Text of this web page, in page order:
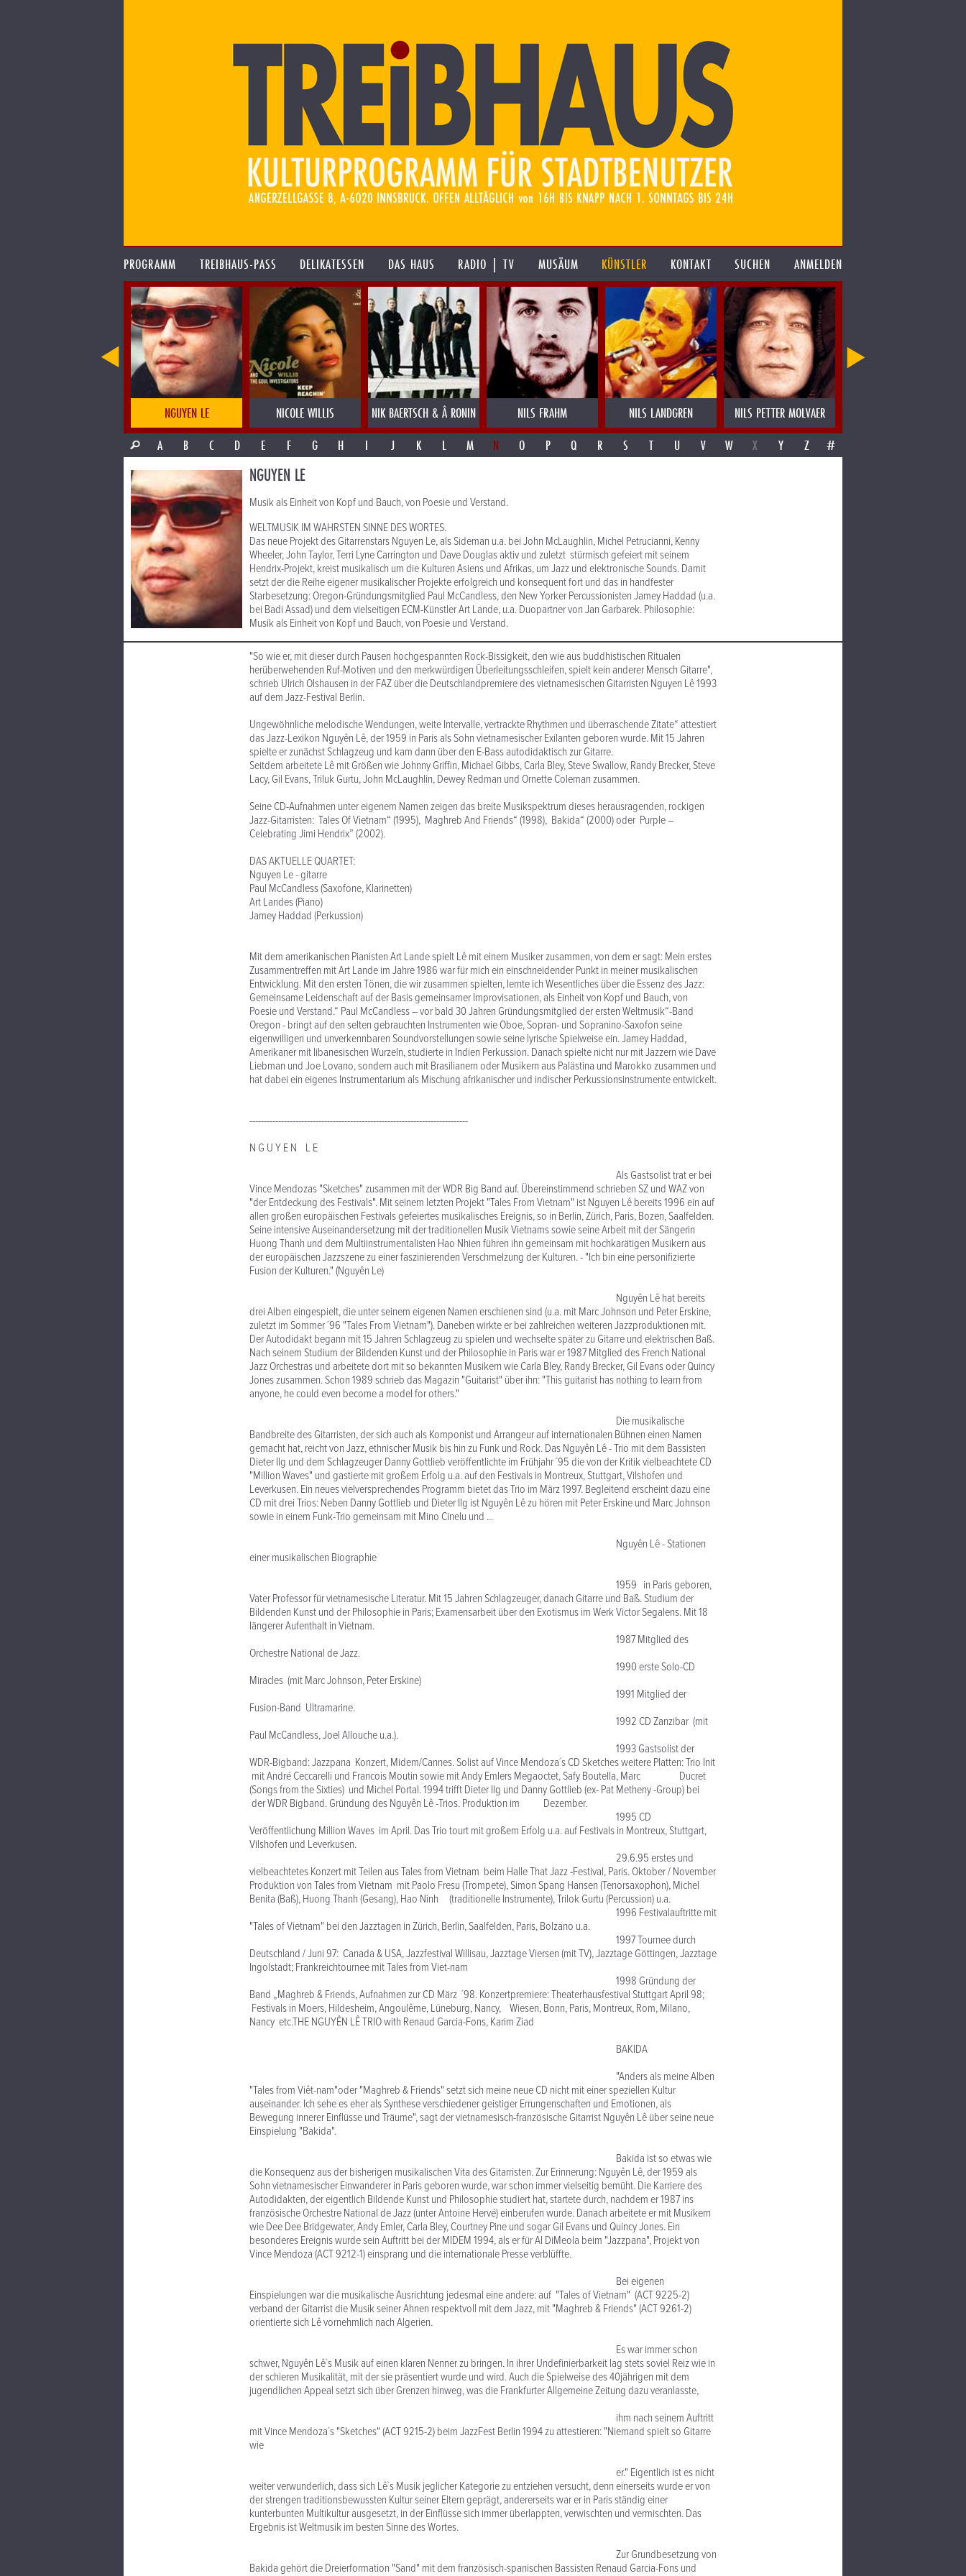
PROGRAMM TREIBHAUS-PASS DELIKATESSEN DAS HAUS RADIO | TV MUSÄUM KÜNSTLER KONTAKT SUCHEN ANMELDEN
NGUYEN LE NICOLE WILLIS NIK BAERTSCH & Â RONIN NILS FRAHM NILS LANDGREN NILS PETTER MOLVAER
A
B C D E F G H I J K L M N O P Q R S T U V W X Y Z #
NGUYEN LE
Musik als Einheit von Kopf und Bauch, von Poesie und Verstand.
WELTMUSIK IM WAHRSTEN SINNE DES WORTES.
Das neue Projekt des Gitarrenstars Nguyen Le, als Sideman u.a. bei John McLaughlin, Michel Petrucianni, Kenny
Wheeler, John Taylor, Terri Lyne Carrington und Dave Douglas aktiv und zuletzt stürmisch gefeiert mit seinem
Hendrix-Projekt, kreist musikalisch um die Kulturen Asiens und Afrikas, um Jazz und elektronische Sounds. Damit
setzt der die Reihe eigener musikalischer Projekte erfolgreich und konsequent fort und das in handfester
Starbesetzung: Oregon-Gründungsmitglied Paul McCandless, den New Yorker Percussionisten Jamey Haddad (u.a.
bei Badi Assad) und dem vielseitigen ECM-Künstler Art Lande, u.a. Duopartner von Jan Garbarek. Philosophie:
Musik als Einheit von Kopf und Bauch, von Poesie und Verstand.
"So wie er, mit dieser durch Pausen hochgespannten Rock-Bissigkeit, den wie aus buddhistischen Ritualen
herüberwehenden Ruf-Motiven und den merkwürdigen Überleitungsschleifen, spielt kein anderer Mensch Gitarre",
schrieb Ulrich Olshausen in der FAZ über die Deutschlandpremiere des vietnamesischen Gitarristen Nguyen Lê 1993
auf dem Jazz-Festival Berlin.
Ungewöhnliche melodische Wendungen, weite Intervalle, vertrackte Rhythmen und überraschende Zitate“ attestiert
das Jazz-Lexikon Nguyên Lê, der 1959 in Paris als Sohn vietnamesischer Exilanten geboren wurde. Mit 15 Jahren
spielte er zunächst Schlagzeug und kam dann über den E-Bass autodidaktisch zur Gitarre.
Seitdem arbeitete Lê mit Größen wie Johnny Griffin, Michael Gibbs, Carla Bley, Steve Swallow, Randy Brecker, Steve
Lacy, Gil Evans, Triluk Gurtu, John McLaughlin, Dewey Redman und Ornette Coleman zusammen.
Seine CD-Aufnahmen unter eigenem Namen zeigen das breite Musikspektrum dieses herausragenden, rockigen
Jazz-Gitarristen: Tales Of Vietnam“ (1995), Maghreb And Friends“ (1998), Bakida“ (2000) oder Purple –
Celebrating Jimi Hendrix” (2002).
DAS AKTUELLE QUARTET:
Nguyen Le - gitarre
Paul McCandless (Saxofone, Klarinetten)
Art Landes (Piano)
Jamey Haddad (Perkussion)
Mit dem amerikanischen Pianisten Art Lande spielt Lê mit einem Musiker zusammen, von dem er sagt: Mein erstes
Zusammentreffen mit Art Lande im Jahre 1986 war für mich ein einschneidender Punkt in meiner musikalischen
Entwicklung. Mit den ersten Tönen, die wir zusammen spielten, lernte ich Wesentliches über die Essenz des Jazz:
Gemeinsame Leidenschaft auf der Basis gemeinsamer Improvisationen, als Einheit von Kopf und Bauch, von
Poesie und Verstand.“ Paul McCandless – vor bald 30 Jahren Gründungsmitglied der ersten Weltmusik“-Band
Oregon - bringt auf den selten gebrauchten Instrumenten wie Oboe, Sopran- und Sopranino-Saxofon seine
eigenwilligen und unverkennbaren Soundvorstellungen sowie seine lyrische Spielweise ein. Jamey Haddad,
Amerikaner mit libanesischen Wurzeln, studierte in Indien Perkussion. Danach spielte nicht nur mit Jazzern wie Dave
Liebman und Joe Lovano, sondern auch mit Brasilianern oder Musikern aus Palästina und Marokko zusammen und
hat dabei ein eigenes Instrumentarium als Mischung afrikanischer und indischer Perkussionsinstrumente entwickelt.
----------------------------------------------------------------------------
N G U Y E N L E
Als Gastsolist trat er bei
Vince Mendozas "Sketches" zusammen mit der WDR Big Band auf. Übereinstimmend schrieben SZ und WAZ von
"der Entdeckung des Festivals". Mit seinem letzten Projekt "Tales From Vietnam" ist Nguyen Lê bereits 1996 ein auf
allen großen europäischen Festivals gefeiertes musikalisches Ereignis, so in Berlin, Zürich, Paris, Bozen, Saalfelden.
Seine intensive Auseinandersetzung mit der traditionellen Musik Vietnams sowie seine Arbeit mit der Sängerin
Huong Thanh und dem Multiinstrumentalisten Hao Nhien führen ihn gemeinsam mit hochkarätigen Musikern aus
der europäischen Jazzszene zu einer faszinierenden Verschmelzung der Kulturen. - "Ich bin eine personifizierte
Fusion der Kulturen." (Nguyên Le)
Nguyên Lê hat bereits
drei Alben eingespielt, die unter seinem eigenen Namen erschienen sind (u.a. mit Marc Johnson und Peter Erskine,
zuletzt im Sommer ´96 "Tales From Vietnam"). Daneben wirkte er bei zahlreichen weiteren Jazzproduktionen mit.
Der Autodidakt begann mit 15 Jahren Schlagzeug zu spielen und wechselte später zu Gitarre und elektrischen Baß.
Nach seinem Studium der Bildenden Kunst und der Philosophie in Paris war er 1987 Mitglied des French National
Jazz Orchestras und arbeitete dort mit so bekannten Musikern wie Carla Bley, Randy Brecker, Gil Evans oder Quincy
Jones zusammen. Schon 1989 schrieb das Magazin "Guitarist" über ihn: "This guitarist has nothing to learn from
anyone, he could even become a model for others."
Die musikalische
Bandbreite des Gitarristen, der sich auch als Komponist und Arrangeur auf internationalen Bühnen einen Namen
gemacht hat, reicht von Jazz, ethnischer Musik bis hin zu Funk und Rock. Das Nguyên Lê - Trio mit dem Bassisten
Dieter Ilg und dem Schlagzeuger Danny Gottlieb veröffentlichte im Frühjahr ´95 die von der Kritik vielbeachtete CD
"Million Waves" und gastierte mit großem Erfolg u.a. auf den Festivals in Montreux, Stuttgart, Vilshofen und
Leverkusen. Ein neues vielversprechendes Programm bietet das Trio im März 1997. Begleitend erscheint dazu eine
CD mit drei Trios: Neben Danny Gottlieb und Dieter Ilg ist Nguyên Lê zu hören mit Peter Erskine und Marc Johnson
sowie in einem Funk-Trio gemeinsam mit Mino Cinelu und ...
Nguyên Lê - Stationen
einer musikalischen Biographie
1959 in Paris geboren,
Vater Professor für vietnamesische Literatur. Mit 15 Jahren Schlagzeuger, danach Gitarre und Baß. Studium der
Bildenden Kunst und der Philosophie in Paris; Examensarbeit über den Exotismus im Werk Victor Segalens. Mit 18
längerer Aufenthalt in Vietnam.
1987 Mitglied des
Orchestre National de Jazz.
1990 erste Solo-CD
Miracles (mit Marc Johnson, Peter Erskine)
1991 Mitglied der
Fusion-Band Ultramarine.
1992 CD Zanzibar (mit
Paul McCandless, Joel Allouche u.a.).
1993 Gastsolist der
WDR-Bigband: Jazzpana Konzert, Midem/Cannes. Solist auf Vince Mendoza´s CD Sketches weitere Platten: Trio Init
mit André Ceccarelli und Francois Moutin sowie mit Andy Emlers Megaoctet, Safy Boutella, Marc Ducret
(Songs from the Sixties) und Michel Portal. 1994 trifft Dieter Ilg und Danny Gottlieb (ex- Pat Metheny -Group) bei
der WDR Bigband. Gründung des Nguyên Lê -Trios. Produktion im Dezember.
1995 CD
Veröffentlichung Million Waves im April. Das Trio tourt mit großem Erfolg u.a. auf Festivals in Montreux, Stuttgart,
Vilshofen und Leverkusen.
29.6.95 erstes und
vielbeachtetes Konzert mit Teilen aus Tales from Vietnam beim Halle That Jazz -Festival, Paris. Oktober / November
Produktion von Tales from Vietnam mit Paolo Fresu (Trompete), Simon Spang Hansen (Tenorsaxophon), Michel
Benita (Baß), Huong Thanh (Gesang), Hao Ninh (traditionelle Instrumente), Trilok Gurtu (Percussion) u.a.
1996 Festivalauftritte mit
"Tales of Vietnam" bei den Jazztagen in Zürich, Berlin, Saalfelden, Paris, Bolzano u.a.
1997 Tournee durch
Deutschland / Juni 97: Canada & USA, Jazzfestival Willisau, Jazztage Viersen (mit TV), Jazztage Göttingen, Jazztage
Ingolstadt; Frankreichtournee mit Tales from Viet-nam
1998 Gründung der
Band „Maghreb & Friends, Aufnahmen zur CD März ´98. Konzertpremiere: Theaterhausfestival Stuttgart April 98;
Festivals in Moers, Hildesheim, Angoulême, Lüneburg, Nancy, Wiesen, Bonn, Paris, Montreux, Rom, Milano,
Nancy etc.THE NGUYÊN LÊ TRIO with Renaud Garcia-Fons, Karim Ziad
BAKIDA
"Anders als meine Alben
"Tales from Viêt-nam"oder "Maghreb & Friends" setzt sich meine neue CD nicht mit einer speziellen Kultur
auseinander. Ich sehe es eher als Synthese verschiedener geistiger Errungenschaften und Emotionen, als
Bewegung innerer Einflüsse und Träume", sagt der vietnamesisch-französische Gitarrist Nguyên Lê über seine neue
Einspielung "Bakida".
Bakida ist so etwas wie
die Konsequenz aus der bisherigen musikalischen Vita des Gitarristen. Zur Erinnerung: Nguyên Lê, der 1959 als
Sohn vietnamesischer Einwanderer in Paris geboren wurde, war schon immer vielseitig bemüht. Die Karriere des
Autodidakten, der eigentlich Bildende Kunst und Philosophie studiert hat, startete durch, nachdem er 1987 ins
französische Orchestre National de Jazz (unter Antoine Hervé) einberufen wurde. Danach arbeitete er mit Musikern
wie Dee Dee Bridgewater, Andy Emler, Carla Bley, Courtney Pine und sogar Gil Evans und Quincy Jones. Ein
besonderes Ereignis wurde sein Auftritt bei der MIDEM 1994, als er für Al DiMeola beim "Jazzpana", Projekt von
Vince Mendoza (ACT 9212-1) einsprang und die internationale Presse verblüffte.
Bei eigenen
Einspielungen war die musikalische Ausrichtung jedesmal eine andere: auf "Tales of Vietnam" (ACT 9225-2)
verband der Gitarrist die Musik seiner Ahnen respektvoll mit dem Jazz, mit "Maghreb & Friends" (ACT 9261-2)
orientierte sich Lê vornehmlich nach Algerien.
Es war immer schon
schwer, Nguyên Lê`s Musik auf einen klaren Nenner zu bringen. In ihrer Undefinierbarkeit lag stets soviel Reiz wie in
der schieren Musikalität, mit der sie präsentiert wurde und wird. Auch die Spielweise des 40jährigen mit dem
jugendlichen Appeal setzt sich über Grenzen hinweg, was die Frankfurter Allgemeine Zeitung dazu veranlasste,
ihm nach seinem Auftritt
mit Vince Mendoza´s "Sketches" (ACT 9215-2) beim JazzFest Berlin 1994 zu attestieren: "Niemand spielt so Gitarre
wie
er." Eigentlich ist es nicht
weiter verwunderlich, dass sich Lê`s Musik jeglicher Kategorie zu entziehen versucht, denn einerseits wurde er von
der strengen traditionsbewussten Kultur seiner Eltern geprägt, andererseits war er in Paris ständig einer
kunterbunten Multikultur ausgesetzt, in der Einflüsse sich immer überlappten, verwischten und vermischten. Das
Ergebnis ist Weltmusik im besten Sinne des Wortes.
Zur Grundbesetzung von
Bakida gehört die Dreierformation "Sand" mit dem französisch-spanischen Bassisten Renaud Garcia-Fons und